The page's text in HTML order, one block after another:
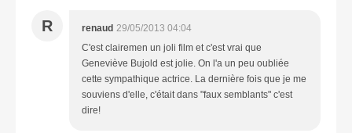
R renaud 29/05/2013 04:04
C'est clairemen un joli film et c'est vrai que
Geneviève Bujold est jolie. On l'a un peu oubliée
cette sympathique actrice. La dernière fois que je me
souviens d'elle, c'était dans "faux semblants" c'est
dire!